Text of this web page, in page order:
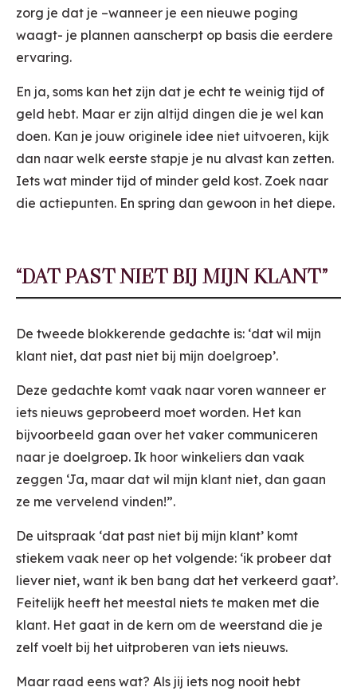
zorg je dat je –wanneer je een nieuwe poging
waagt- je plannen aanscherpt op basis die eerdere
ervaring.
En ja, soms kan het zijn dat je echt te weinig tijd of
geld hebt. Maar er zijn altijd dingen die je wel kan
doen. Kan je jouw originele idee niet uitvoeren, kijk
dan naar welk eerste stapje je nu alvast kan zetten.
Iets wat minder tijd of minder geld kost. Zoek naar
die actiepunten. En spring dan gewoon in het diepe.
“DAT PAST NIET BIJ MIJN KLANT”
De tweede blokkerende gedachte is: ‘dat wil mijn
klant niet, dat past niet bij mijn doelgroep’.
Deze gedachte komt vaak naar voren wanneer er
iets nieuws geprobeerd moet worden. Het kan
bijvoorbeeld gaan over het vaker communiceren
naar je doelgroep. Ik hoor winkeliers dan vaak
zeggen ‘Ja, maar dat wil mijn klant niet, dan gaan
ze me vervelend vinden!”.
De uitspraak ‘dat past niet bij mijn klant’ komt
stiekem vaak neer op het volgende: ‘ik probeer dat
liever niet, want ik ben bang dat het verkeerd gaat’.
Feitelijk heeft het meestal niets te maken met die
klant. Het gaat in de kern om de weerstand die je
zelf voelt bij het uitproberen van iets nieuws.
Maar raad eens wat? Als jij iets nog nooit hebt